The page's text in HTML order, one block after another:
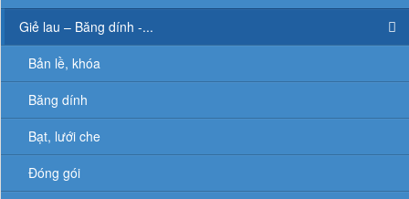
Giẻ lau – Băng dính -...
Bản lề, khóa
Băng dính
Bạt, lưới che
Đóng gói